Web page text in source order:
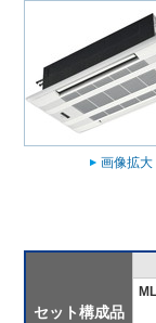
画像拡大
セット構成品